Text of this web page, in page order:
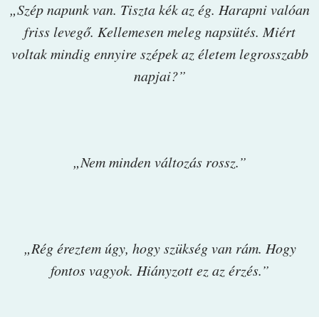
„Szép napunk van. Tiszta kék az ég. Harapni valóan
friss levegő. Kellemesen meleg napsütés. Miért
voltak mindig ennyire szépek az életem legrosszabb
napjai?”
„Nem minden változás rossz.”
„Rég éreztem úgy, hogy szükség van rám. Hogy
fontos vagyok. Hiányzott ez az érzés.”